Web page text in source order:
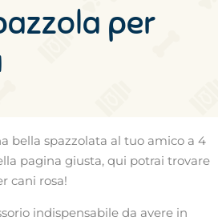
per
bella spazzolata al tuo amico a 4
pagina giusta, qui potrai trovare
cani rosa!
indispensabile da avere in